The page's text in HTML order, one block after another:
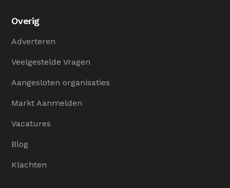
Overig
Adverteren
Veelgestelde Vragen
Aangesloten organisaties
Markt Aanmelden
Vacatures
Blog
Klachten